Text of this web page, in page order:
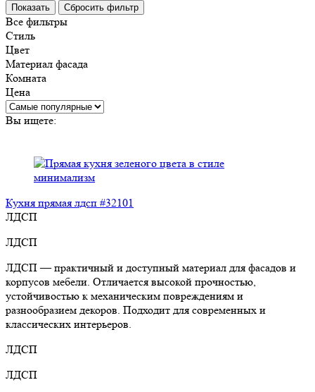
Все фильтры
Стиль
Цвет
Материал фасада
Комната
Цена
Вы ищете:
Кухня прямая лдсп #32101
ЛДСП
ЛДСП
ЛДСП — практичный и доступный материал для фасадов и
корпусов мебели. Отличается высокой прочностью,
устойчивостью к механическим повреждениям и
разнообразием декоров. Подходит для современных и
классических интерьеров.
ЛДСП
ЛДСП